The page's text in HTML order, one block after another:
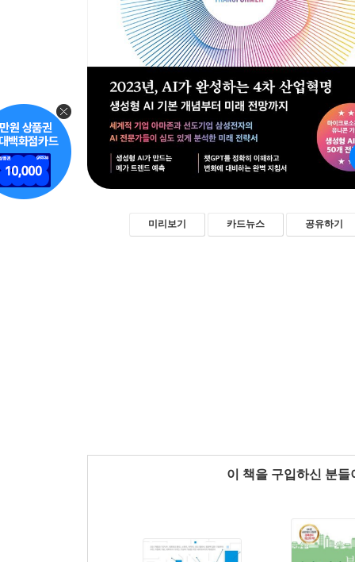
미리보기 카드뉴스 공유하기
이 책을 구입하신 분